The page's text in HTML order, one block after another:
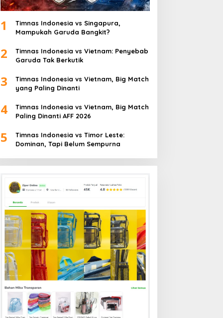
1
Timnas Indonesia vs Singapura,
Mampukah Garuda Bangkit?
2
Timnas Indonesia vs Vietnam: Penyebab
Garuda Tak Berkutik
3
Timnas Indonesia vs Vietnam, Big Match
yang Paling Dinanti
4
Timnas Indonesia vs Vietnam, Big Match
Paling Dinanti AFF 2026
5
Timnas Indonesia vs Timor Leste:
Dominan, Tapi Belum Sempurna